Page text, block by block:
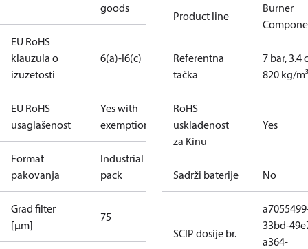
goods
EU RoHS
klauzula o
izuzetosti
6(a)-I6(c)
EU RoHS
usaglašenost
Yes with
exemptions
Format
pakovanja
Industrial
pack
Grad filter
[µm]
75
Product line
Burner
Referentna
tačka
7 bar, 3.4
820 kg/m³
RoHS
usklađenost
za Kinu
Yes
Sadrži baterije No
SCIP dosije br.
33bd-
a364-